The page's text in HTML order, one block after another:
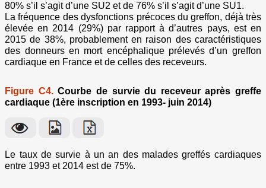
80% s’il s’agit d’une SU2 et de 76% s’il s’agit d’une SU1.
La fréquence des dysfonctions précoces du greffon, déjà très
élevée en 2014 (29%) par rapport à d’autres pays, est en
2015 de 38%, probablement en raison des caractéristiques
des donneurs en mort encéphalique prélevés d’un greffon
cardiaque en France et de celles des receveurs.
Figure C4.Courbe de survie du receveur après greffe
cardiaque (1ère inscription en 1993- juin 2014)
Le taux de survie à un an des malades greffés cardiaques
entre 1993 et 2014 est de 75%.